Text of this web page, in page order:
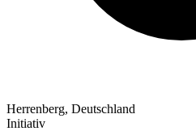
Herrenberg, Deutschland
Initiativ